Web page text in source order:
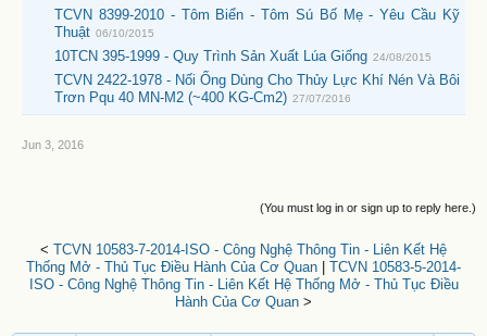
TCVN 8399-2010 - Tôm Biển - Tôm Sú Bố Mẹ - Yêu Cầu Kỹ
Thuật 06/10/2015
10TCN 395-1999 - Quy Trình Sản Xuất Lúa Giống 24/08/2015
TCVN 2422-1978 - Nối Ống Dùng Cho Thủy Lực Khí Nén Và Bôi
Trơn Pqu 40 MN-M2 (~400 KG-Cm2) 27/07/2016
Jun 3, 2016
(You must log in or sign up to reply here.)
< TCVN 10583-7-2014-ISO - Công Nghệ Thông Tin - Liên Kết Hệ
Thống Mở - Thủ Tục Điều Hành Của Cơ Quan | TCVN 10583-5-2014-
ISO - Công Nghệ Thông Tin - Liên Kết Hệ Thống Mở - Thủ Tục Điều
Hành Của Cơ Quan >